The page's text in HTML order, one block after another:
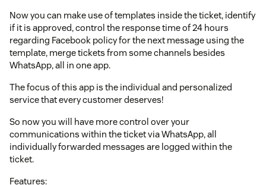
Now you can make use of templates inside the ticket, identify
if it is approved, control the response time of 24 hours
regarding Facebook policy for the next message using the
template, merge tickets from some channels besides
WhatsApp, all in one app.
The focus of this app is the individual and personalized
service that every customer deserves!
So now you will have more control over your
communications within the ticket via WhatsApp, all
individually forwarded messages are logged within the
ticket.
Features: